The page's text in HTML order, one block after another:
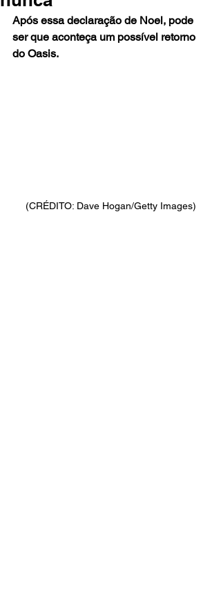
Após essa declaração de Noel, pode
ser que aconteça um possível retorno
do Oasis.
(CRÉDITO: Dave Hogan/Getty Images)